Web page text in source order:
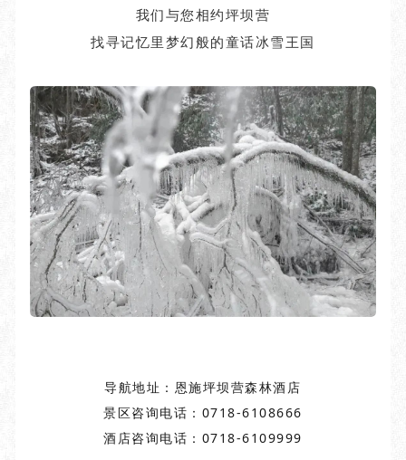
我们与您相约坪坝营
找寻记忆里梦幻般的童话冰雪王国
导航地址：恩施坪坝营森林酒店
景区咨询电话：0718-6108666
酒店咨询电话：0718-6109999